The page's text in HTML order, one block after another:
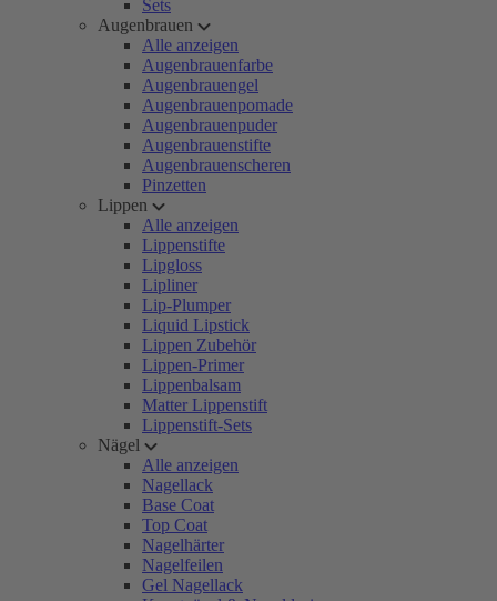
Sets
Augenbrauen
Alle anzeigen
Augenbrauenfarbe
Augenbrauengel
Augenbrauenpomade
Augenbrauenpuder
Augenbrauenstifte
Augenbrauenscheren
Pinzetten
Lippen
Alle anzeigen
Lippenstifte
Lipgloss
Lipliner
Lip-Plumper
Liquid Lipstick
Lippen Zubehör
Lippen-Primer
Lippenbalsam
Matter Lippenstift
Lippenstift-Sets
Nägel
Alle anzeigen
Nagellack
Base Coat
Top Coat
Nagelhärter
Nagelfeilen
Gel Nagellack